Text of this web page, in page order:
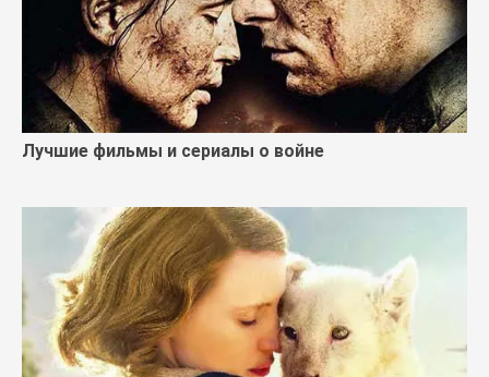
Лучшие фильмы и сериалы о войне